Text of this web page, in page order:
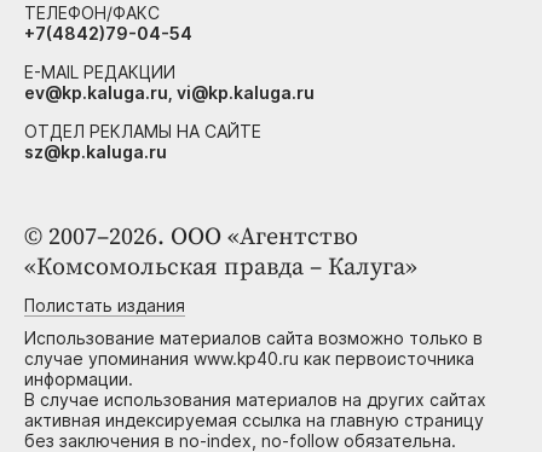
© 2007–2026. ООО «Агентство
«Комсомольская правда – Калуга»
Полистать издания
Использование материалов сайта возможно только в
случае упоминания www.kp40.ru как первоисточника
информации.
В случае использования материалов на других сайтах
активная индексируемая ссылка на главную страницу
без заключения в no-index, no-follow обязательна.
ТЕЛЕФОН/ФАКС
+7(4842)79-04-54
E-MAIL РЕДАКЦИИ
ev@kp.kaluga.ru, vi@kp.kaluga.ru
ОТДЕЛ РЕКЛАМЫ НА САЙТЕ
sz@kp.kaluga.ru